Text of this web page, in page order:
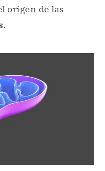
origen de las
.